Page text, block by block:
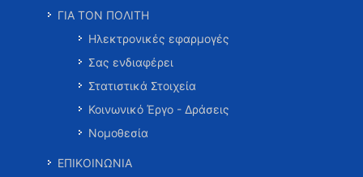
ΓΙΑ ΤΟΝ ΠΟΛΙΤΗ
Ηλεκτρονικές εφαρμογές
Σας ενδιαφέρει
Στατιστικά Στοιχεία
Κοινωνικό Έργο - Δράσεις
Νομοθεσία
ΕΠΙΚΟΙΝΩΝΙΑ